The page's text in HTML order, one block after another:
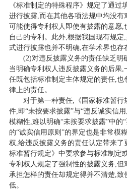
《标准制定的特殊程序》规定了通过
进行披露,而在其他各项法规中均没有
可能使得专利权人即使有披露的意愿
自己的专利。此外,根据我国现有规
式进行披露也并不明确,在学术界也存
(2)对违反披露义务的责任缺乏明
当明确专利权人违反披露义务的后果
任既包括标准制定主体规定的责任,
律上的责任。
对于第一种责任,《国家标准暂
件,即“未按要求披露”与“违反诚实信
模糊性,难以明确“未按要求披露”中的
的“诚实信用原则”的界定也是非常模
权,给违反披露义务的责任认定带来了
标准暂行规定》中要求参与标准制定
专利权人规定了强制性的披露义务,
承担怎样的责任却规定得并不清楚,
低。